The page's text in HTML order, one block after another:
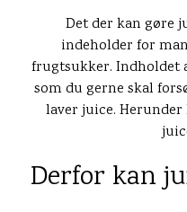
Det der kan gøre
indeholder for
frugtsukker. Indholdet
som du gerne skal
laver juice. Herunder
Derfor kan